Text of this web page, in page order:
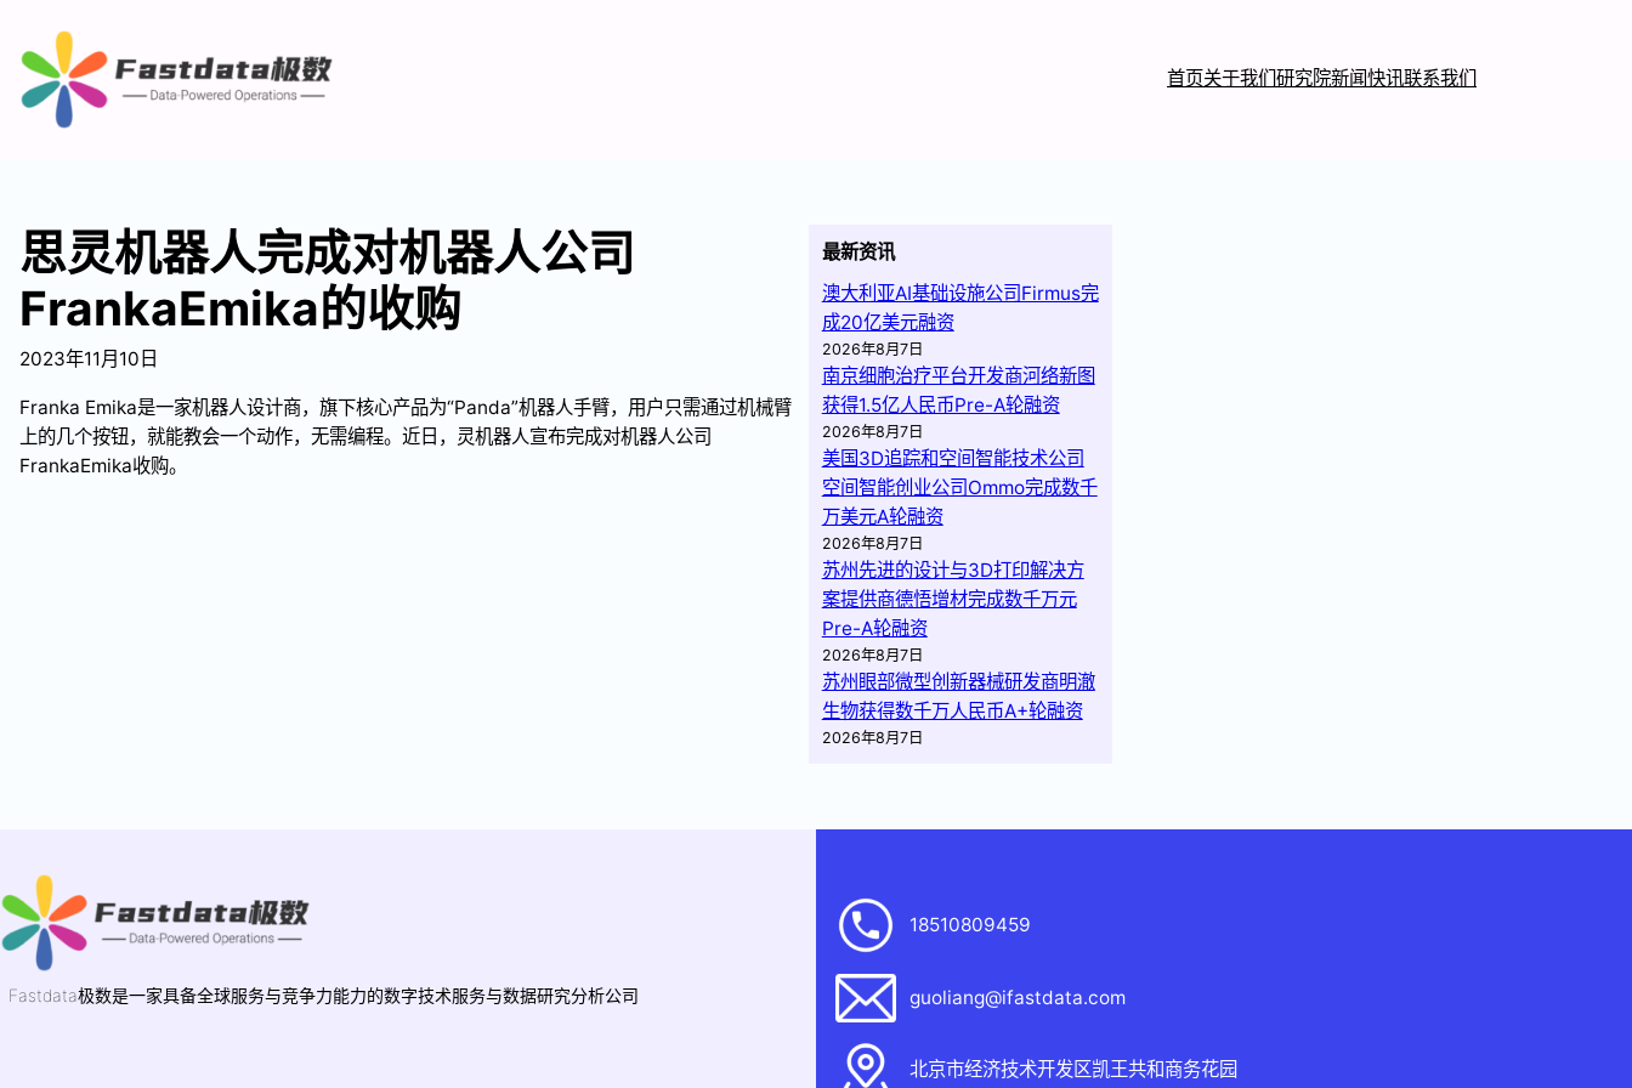
首页关于我们 研究院新闻快讯联系我们
思灵机器人完成对机器人公司
FrankaEmika的收购
2023年11月10日
Franka Emika是一家机器人设计商，旗下核心产品为“Panda”机器人手臂，用户只需通过机械臂
上的几个按钮，就能教会一个动作，无需编程。近日，灵机器人宣布完成对机器人公司
FrankaEmika收购。
最新资讯
澳大利亚AI基础设施公司Firmus完
成20亿美元融资
2026年8月7日
南京细胞治疗平台开发商河络新图
获得1.5亿人民币Pre-A轮融资
2026年8月7日
美国3D追踪和空间智能技术公司
空间智能创业公司Ommo完成数千
万美元A轮融资
2026年8月7日
苏州先进的设计与3D打印解决方
案提供商德悟增材完成数千万元
Pre-A轮融资
2026年8月7日
苏州眼部微型创新器械研发商明澈
生物获得数千万人民币A+轮融资
2026年8月7日
Fastdata极数是一家具备全球服务与竞争力能力的数字技术服务与数据研究分析公司
18510809459
guoliang@ifastdata.com
北京市经济技术开发区凯王共和商务花园